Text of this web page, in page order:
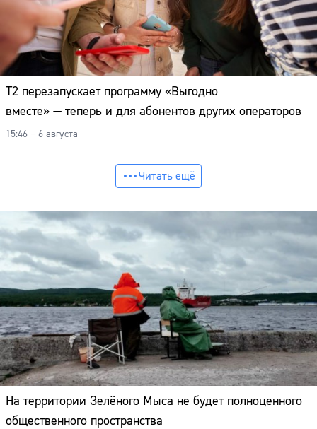
Т2 перезапускает программу «Выгодно
вместе» — теперь и для абонентов других операторов
15:46 – 6 августа
Читать ещё
На территории Зелёного Мыса не будет полноценного
общественного пространства